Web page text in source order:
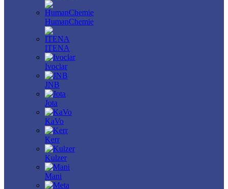
HumanChemie
ITENA
Ivoclar
JNB
Jota
KaVo
Kerr
Kulzer
Mani